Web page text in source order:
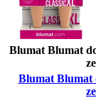
Blumat Blumat
Blumat Blumat